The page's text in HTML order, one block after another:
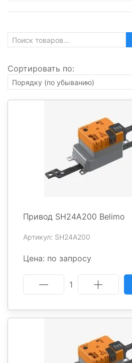
Сортировать по:
Привод SH24A200 Belimo
Артикул: SH24A200
Цена: по запросу
1